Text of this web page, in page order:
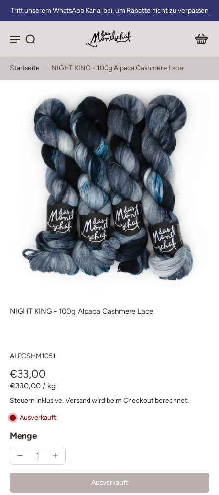
Tritt unserem WhatsApp Kanal bei, um Rabatte nicht zu verpassen
Startseite NIGHT KING - 100g Alpaca Cashmere Lace
NIGHT KING - 100g Alpaca Cashmere Lace
ALPCSHM1051
€33,00
€330,00 / kg
Steuern inklusive. Versandwird beim Checkout berechnet.
Ausverkauft
Menge
Ausverkauft